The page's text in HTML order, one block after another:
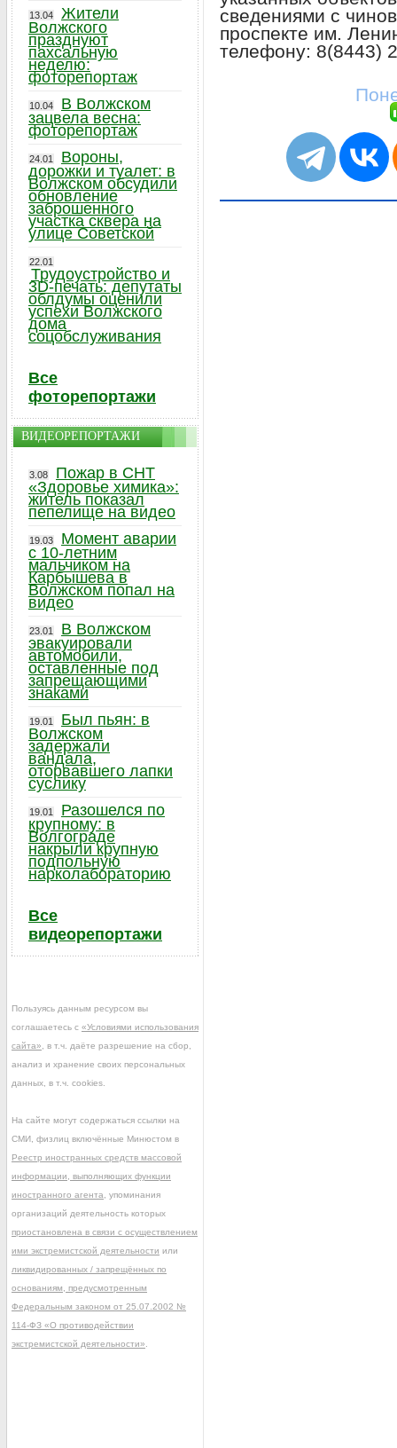
сведениями с
проспекте им.
телефону: 8(8443)
13.04
Жители
Волжского
празднуют
пахсальную
неделю:
фоторепортаж
10.04
В Волжском
зацвела весна:
фоторепортаж
24.01
Вороны,
дорожки и туалет: в
Волжском обсудили
обновление
заброшенного
участка сквера на
улице Советской
22.01
Трудоустройство и
3D-печать: депутаты
облдумы оценили
успехи Волжского
дома
соцобслуживания
Все
фоторепортажи
ВИДЕОРЕПОРТАЖИ
3.08
Пожар в СНТ
«Здоровье химика»:
житель показал
пепелище на видео
19.03
Момент аварии
с 10-летним
мальчиком на
Карбышева в
Волжском попал на
видео
23.01
В Волжском
эвакуировали
автомобили,
оставленные под
запрещающими
знаками
19.01
Был пьян: в
Волжском
задержали
вандала,
оторвавшего лапки
суслику
19.01
Разошелся по
крупному: в
Волгограде
накрыли крупную
подпольную
нарколабораторию
Все
видеорепортажи
Пользуясь данным ресурсом вы
соглашаетесь с «Условиями использования
сайта» , в т.ч. даёте разрешение на сбор,
анализ и хранение своих персональных
данных, в т.ч. cookies.
На сайте могут содержаться ссылки на
СМИ, физлиц включённые Минюстом в
Реестр иностранных средств массовой
информации, выполняющих функции
иностранного агента , упоминания
организаций деятельность которых
приостановлена в связи с осуществлением
ими экстремистской деятельности или
ликвидированных / запрещённых по
основаниям, предусмотренным
Федеральным законом от 25.07.2002 №
114-ФЗ «О противодействии
экстремистской деятельности»